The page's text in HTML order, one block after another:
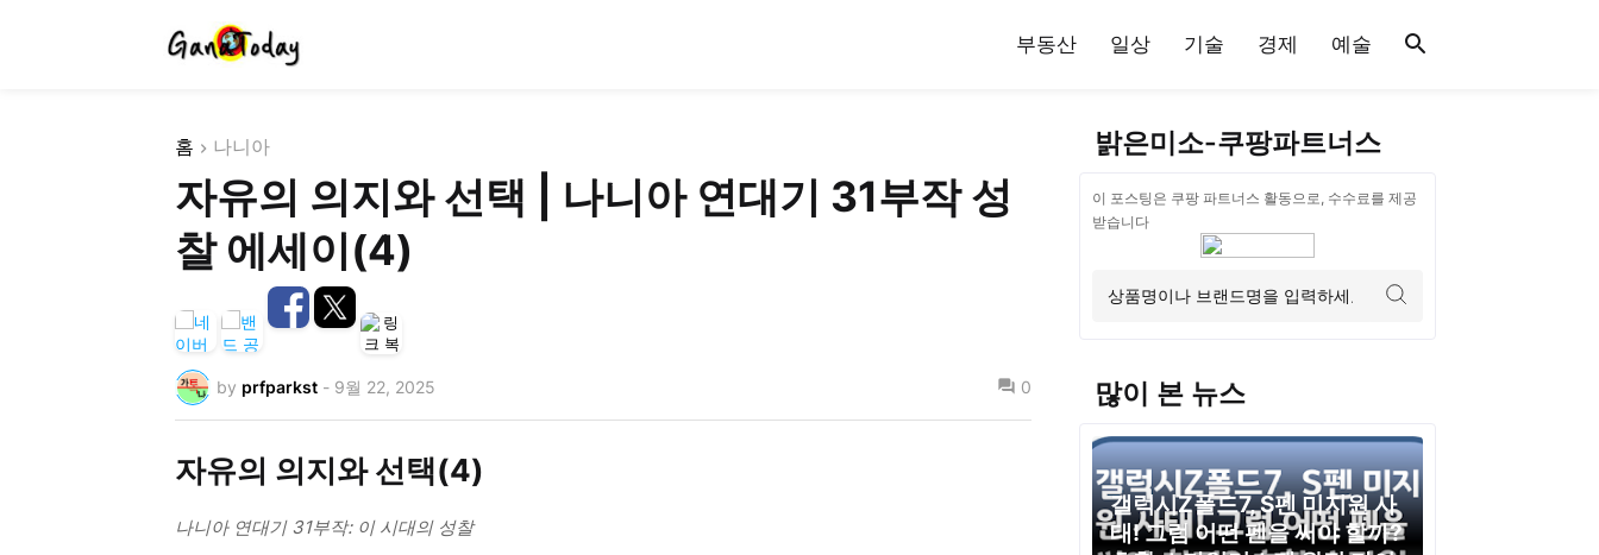
부동산 일상 기술 경제 예술
홈 나니아
자유의 의지와 선택 | 나니아 연대기 31부작 성
찰 에세이(4)
by prfparkst - 9월 22, 2025 0
자유의 의지와 선택(4)
나니아 연대기 31부작: 이 시대의 성찰
밝은미소-쿠팡파트너스
이 포스팅은 쿠팡 파트너스 활동으로, 수수료를 제공
받습니다
많이 본 뉴스
갤럭시Z폴드7, S펜 미지원 사
태! 그럼 어떤 펜을 써야 할까?